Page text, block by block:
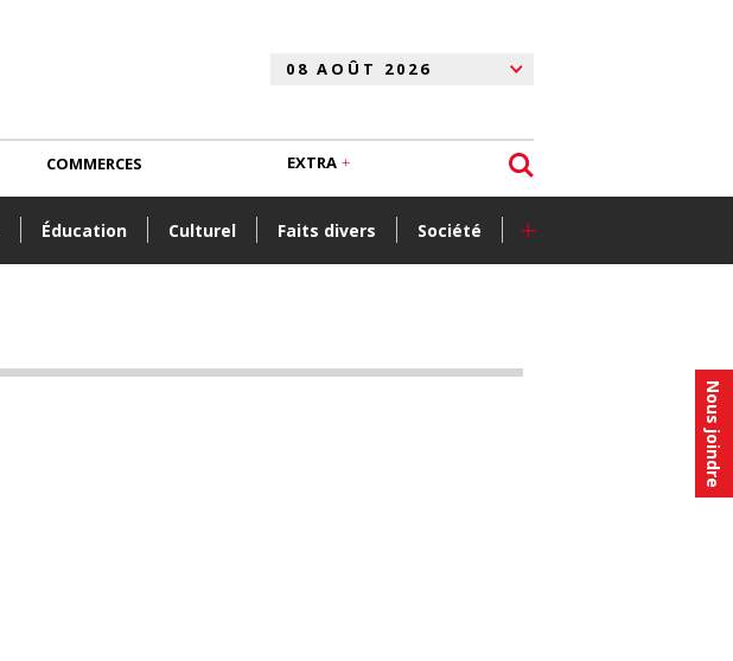
Nous joindre
Éducation Culturel Faits divers Société +
COMMERCES EXTRA